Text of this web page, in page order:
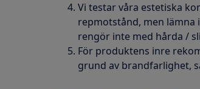
Vi testar våra estetiska
repmotstånd, men lämna
rengör inte med hårda /
För produktens inre
grund av brandfarlighet,